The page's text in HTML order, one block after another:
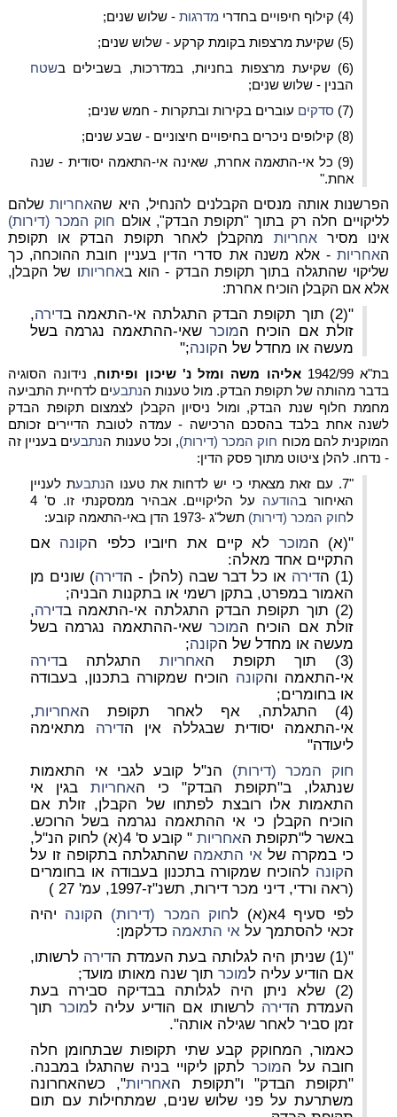
(4)
קילוף חיפויים בחדרי מדרגות- שלוש שנים;
(5) שקיעת מרצפות בקומת קרקע - שלוש שנים;
(6) שקיעת מרצפות בחניות, במדרכות, בשבילים ב
שטח
הבנין - שלוש שנים;
(7)
סדקים עוברים בקירות ובתקרות - חמש שנים;
(8) קילופים ניכרים בחיפויים חיצוניים - שבע שנים;
(9) כל אי-התאמה אחרת, שאינה אי-התאמה יסודית - שנה
אחת."
הפרשנות אותה מנסים הקבלנים להנחיל, היא שהאחריותשלהם
לליקויים חלה רק בתוך "תקופת הבדק", אולם חוק המכר (דירות)
אינו מסיראחריות מהקבלן לאחר תקופת הבדק או תקופת
האחריות- אלא משנה את סדרי הדין בעניין חובת ההוכחה, כך
שליקוי שהתגלה בתוך תקופת הבדק - הוא באחריותו של הקבלן,
אלא אם הקבלן הוכיח אחרת:
"(2) תוך תקופת הבדק התגלתה אי-התאמה ב דירה,
זולת אם הוכיח המוכר שאי-ההתאמה נגרמה בשל
מעשה או מחדל של הקונה;"
בת"א 1942/99 אליהו משה ומזל נ' שיכון ופיתוח, נידונה הסוגיה
בדבר מהותה של תקופת הבדק. מול טענות הנתבעים לדחיית התביעה
מחמת חלוף שנת הבדק, ומול ניסיון הקבלן לצמצום תקופת הבדק
לשנה אחת בלבד בהסכם הרכישה - עמדה לטובת הדיירים זכותם
המוקנית להם מכוח חוק המכר (דירות), וכל טענות הנתבעים בעניין זה
- נדחו. להלן ציטוט מתוך פסק הדין:
"7. עם זאת מצאתי כי יש לדחות את טענו ה
נתבעת לעניין
האיחור בהודעה על הליקויים. אבהיר ממסקנתי זו.
ס' 4
לחוק המכר (דירות) תשל"ג -1973 הדן באי-התאמה קובע:
"(א) המוכר לא קיים את חיוביו כלפי הקונה אם
התקיים אחד מאלה:
(1) ה
דירה או כל דבר שבה (להלן - הדירה) שונים מן
האמור במפרט, בתקן רשמי או בתקנות הבניה;
(2) תוך תקופת הבדק התגלתה אי-התאמה ב
דירה,
זולת אם הוכיח המוכר שאי-ההתאמה נגרמה בשל
מעשה או מחדל של הקונה;
(3) תוך תקופת ה
אחריות התגלתה בדירה
אי-התאמה והקונה הוכיח שמקורה בתכנון, בעבודה
או בחומרים;
(4) התגלתה, אף לאחר תקופת ה
אחריות,
אי-התאמה יסודית שבגללה אין הדירה מתאימה
ליעודה"
חוק המכר (דירות) הנ"ל קובע לגבי אי התאמות
שנתגלו, ב"תקופת הבדק" כי האחריות בגין אי
התאמות אלו רובצת לפתחו של הקבלן, זולת אם
הוכיח הקבלן כי אי ההתאמה נגרמה בשל הרוכש.
באשר ל"תקופת האחריות
" קובע ס' 4(א) לחוק הנ"ל,
כי במקרה של אי התאמה שהתגלתה בתקופה זו על
הקונה להוכיח שמקורה בתכנון בעבודה או בחומרים
(ראה ורדי, דיני מכר דירות, תשנ"ז-1997, עמ' 27 )
לפי סעיף 4א(א) ל
חוק המכר (דירות) הקונה יהיה
זכאי להסתמך על אי התאמה כדלקמן:
"(1) שניתן היה לגלותה בעת העמדת ה
דירה לרשותו,
אם הודיע עליה למוכרתוך שנה מאותו מועד;
(2) שלא ניתן היה לגלותה בבדיקה סבירה בעת
העמדת הדירה לרשותו אם הודיע עליה למוכר תוך
זמן סביר לאחר שגילה אותה".
כאמור, המחוקק קבע שתי תקופות שבתחומן חלה
חובה על המוכר לתקן ליקויי בניה שהתגלו במבנה.
"תקופת הבדק" ו"תקופת האחריות", כשהאחרונה
משתרעת על פני שלוש שנים, שמתחילות עם תום